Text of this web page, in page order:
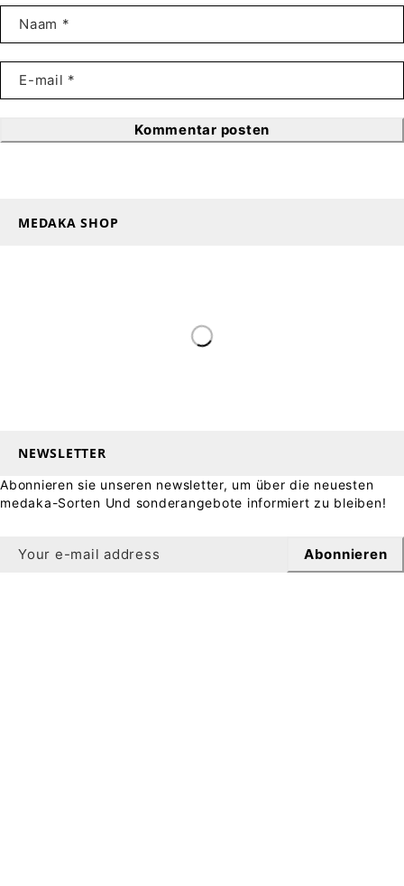
Kommentar posten
MEDAKA SHOP
NEWSLETTER
Abonnieren sie unseren newsletter, um über die neuesten
medaka-Sorten Und sonderangebote informiert zu bleiben!
Abonnieren